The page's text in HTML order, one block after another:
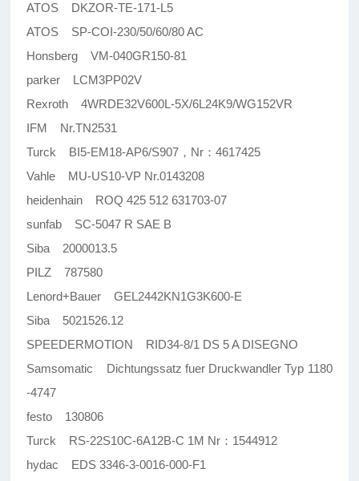
ATOS DKZOR-TE-171-L5
ATOS SP-COI-230/50/60/80 AC
Honsberg VM-040GR150-81
parker LCM3PP02V
Rexroth 4WRDE32V600L-5X/6L24K9/WG152VR
IFM Nr.TN2531
Turck BI5-EM18-AP6/S907，Nr：4617425
Vahle MU-US10-VP Nr.0143208
heidenhain ROQ 425 512 631703-07
sunfab SC-5047 R SAE B
Siba 2000013.5
PILZ 787580
Lenord+Bauer GEL2442KN1G3K600-E
Siba 5021526.12
SPEEDERMOTION RID34-8/1 DS 5 A DISEGNO
Samsomatic Dichtungssatz fuer Druckwandler Typ 1180
-4747
festo 130806
Turck RS-22S10C-6A12B-C 1M Nr：1544912
hydac EDS 3346-3-0016-000-F1